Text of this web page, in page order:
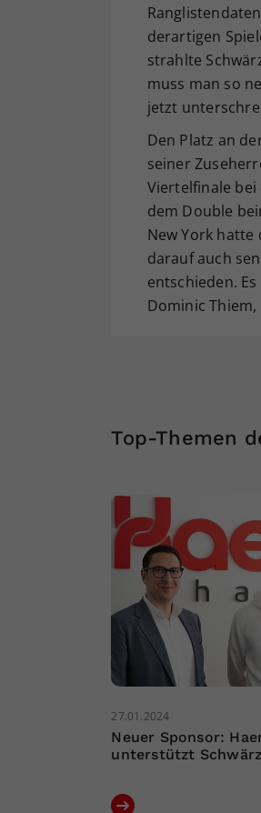
derartigen
strahlte
muss man so
jetzt
Den Platz an
seiner
Viertelfinale bei
dem Double
New York hatte
darauf auch
entschieden.
Dominic
Top-Themen
27.01.2024
Neuer Sponsor:
unterstützt